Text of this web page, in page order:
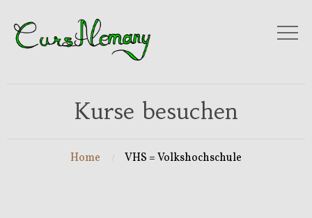
Kurse besuchen
Home VHS = Volkshochschule